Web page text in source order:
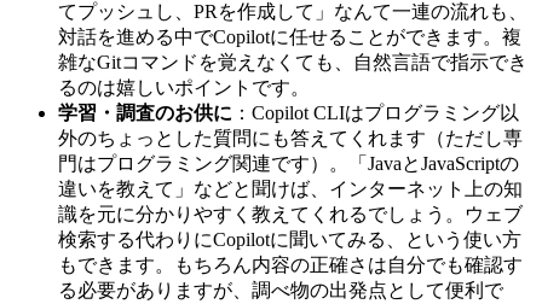
てプッシュし、PRを作成して」なんて一連の流れも、
対話を進める中でCopilotに任せることができます。複
雑なGitコマンドを覚えなくても、自然言語で指示でき
るのは嬉しいポイントです。
学習・調査のお供に ：Copilot CLIはプログラミング以
外のちょっとした質問にも答えてくれます（ただし専
門はプログラミング関連です）。「JavaとJavaScriptの
違いを教えて」などと聞けば、インターネット上の知
識を元に分かりやすく教えてくれるでしょう。ウェブ
検索する代わりにCopilotに聞いてみる、という使い方
もできます。もちろん内容の正確さは自分でも確認す
る必要がありますが、調べ物の出発点として便利で